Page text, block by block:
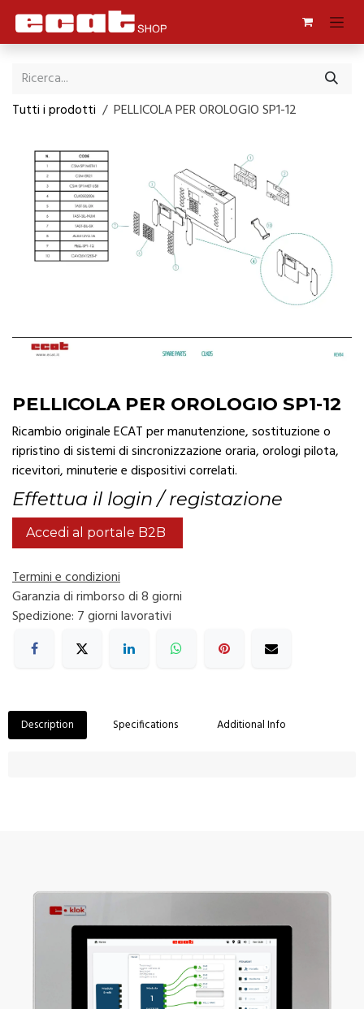
Passa al contenuto
Tutti i prodotti PELLICOLA PER OROLOGIO SP1-12
PELLICOLA PER OROLOGIO SP1-12
Ricambio originale ECAT per manutenzione, sostituzione o
ripristino di sistemi di sincronizzazione oraria, orologi pilota,
ricevitori, minuterie e dispositivi correlati.
Effettua il login / registazione
Accedi al portale B2B
Termini e condizioni
Garanzia di rimborso di 8 giorni
Spedizione: 7 giorni lavorativi
Description Specifications Additional Info